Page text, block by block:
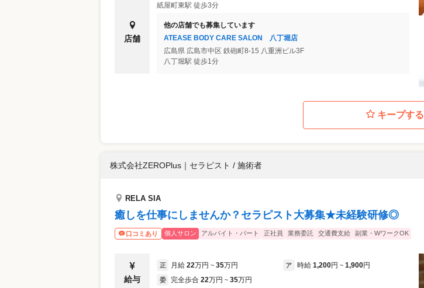
店舗
紙屋町東駅 徒歩3分
他の店舗でも募集しています
ATEASE BODY CARE SALON 八丁堀店
広島県 広島市中区 鉄砲町8-15 八重洲ビル3F
八丁堀駅 徒歩1分
キープする
株式会社ZEROPlus ｜ セラピスト / 施術者
RELA SIA
癒しを仕事にしませんか？セラピスト大募集★未経験研修◎
口コミあり 個人サロン アルバイト・パート 正社員 業務委託 交通費支給 副業・WワークOK
給与
正 月給 22万円 ~ 35万円 ア 時給 1,200円 ~ 1,900円
委 完全歩合 22万円 ~ 35万円